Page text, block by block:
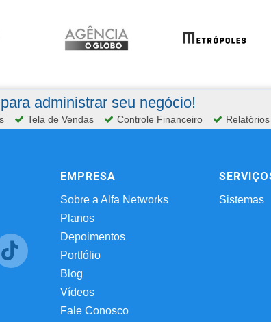
administrar seu negócio!
Tela de Vendas Controle Financeiro
EMPRESA
Sobre a Alfa Networks
Planos
Depoimentos
Portfólio
Blog
Vídeos
Fale Conosco
Sistemas